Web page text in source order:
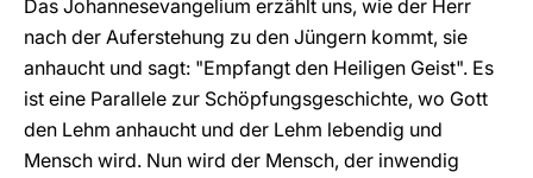
Das Johannesevangelium erzählt uns, wie der Herr
nach der Auferstehung zu den Jüngern kommt, sie
anhaucht und sagt: "Empfangt den Heiligen Geist". Es
ist eine Parallele zur Schöpfungsgeschichte, wo Gott
den Lehm anhaucht und der Lehm lebendig und
Mensch wird. Nun wird der Mensch, der inwendig